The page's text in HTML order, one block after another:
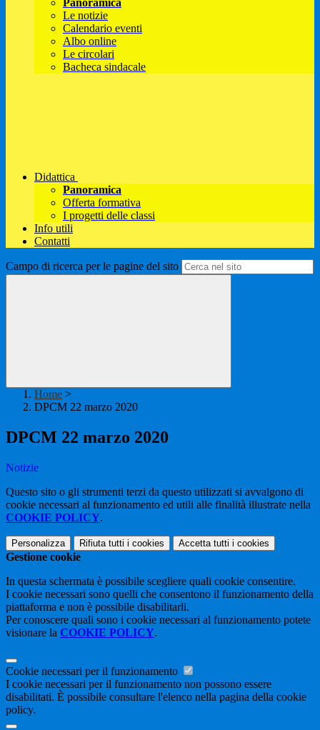
Panoramica
Le notizie
Calendario eventi
Albo online
Le circolari
Bacheca sindacale
Didattica
Panoramica
Offerta formativa
I progetti delle classi
Info utili
Contatti
Campo di ricerca per le pagine del sito
Home >
DPCM 22 marzo 2020
DPCM 22 marzo 2020
Notizie
Questo sito o gli strumenti terzi da questo utilizzati si avvalgono di
cookie necessari al funzionamento ed utili alle finalità illustrate nella
COOKIE POLICY.
Personalizza Rifiuta tutti i cookies Accetta tutti i cookies
Gestione cookie
In questa schermata è possibile scegliere quali cookie consentire.
I cookie necessari sono quelli che consentono il funzionamento della
piattaforma e non è possibile disabilitarli.
Per conoscere quali sono i cookie necessari al funzionamento potete
visionare la COOKIE POLICY.
Cookie necessari per il funzionamento
I cookie necessari per il funzionamento non possono essere
disabilitati. È possibile consultare l'elenco nella pagina della cookie
policy.